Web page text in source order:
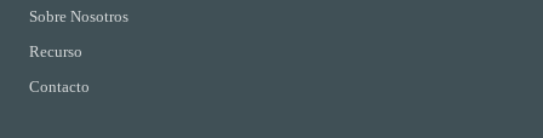
Sobre Nosotros
Recurso
Contacto